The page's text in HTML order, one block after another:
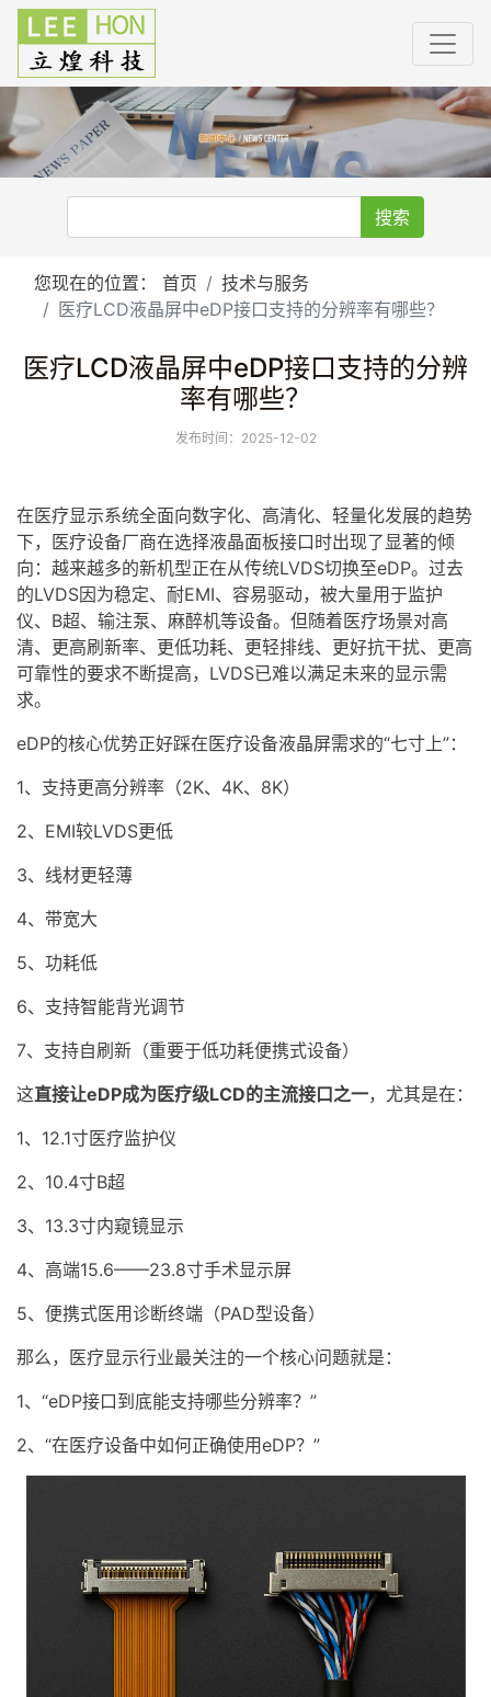
搜索
您现在的位置： 首页
技术与服务
医疗LCD液晶屏中eDP接口支持的分辨率有哪些？
医疗LCD液晶屏中eDP接口支持的分辨
率有哪些？
发布时间：2025-12-02
在医疗显示系统全面向数字化、高清化、轻量化发展的趋势
下，医疗设备厂商在选择液晶面板接口时出现了显著的倾
向：越来越多的新机型正在从传统LVDS切换至eDP。过去
的LVDS因为稳定、耐EMI、容易驱动，被大量用于监护
仪、B超、输注泵、麻醉机等设备。但随着医疗场景对高
清、更高刷新率、更低功耗、更轻排线、更好抗干扰、更高
可靠性的要求不断提高，LVDS已难以满足未来的显示需
求。
eDP的核心优势正好踩在医疗设备液晶屏需求的“七寸上”：
1、支持更高分辨率（2K、4K、8K）
2、EMI较LVDS更低
3、线材更轻薄
4、带宽大
5、功耗低
6、支持智能背光调节
7、支持自刷新（重要于低功耗便携式设备）
这直接让eDP成为医疗级LCD的主流接口之一，尤其是在：
1、12.1寸医疗监护仪
2、10.4寸B超
3、13.3寸内窥镜显示
4、高端15.6——23.8寸手术显示屏
5、便携式医用诊断终端（PAD型设备）
那么，医疗显示行业最关注的一个核心问题就是：
1、“eDP接口到底能支持哪些分辨率？”
2、“在医疗设备中如何正确使用eDP？”